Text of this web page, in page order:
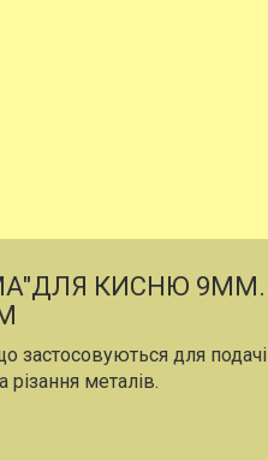
КИСНЮ 9ММ.
застосовуються для подачі
металів.